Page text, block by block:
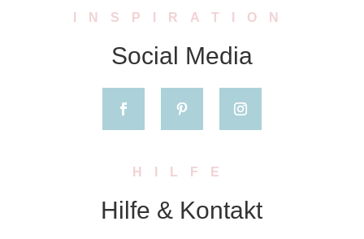
INSPIRATION
Social Media
HILFE
Hilfe & Kontakt